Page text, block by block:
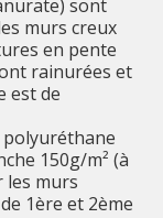
sont
murs creux
en pente
rainurées et
est de
polyuréthane
150g/m² (à
les murs
1ère et 2ème